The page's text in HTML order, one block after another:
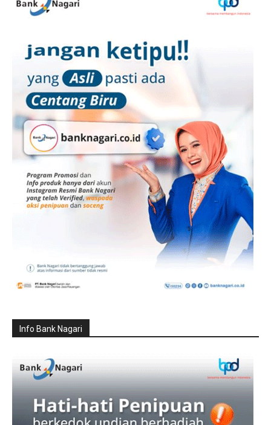
Info Bank Nagari